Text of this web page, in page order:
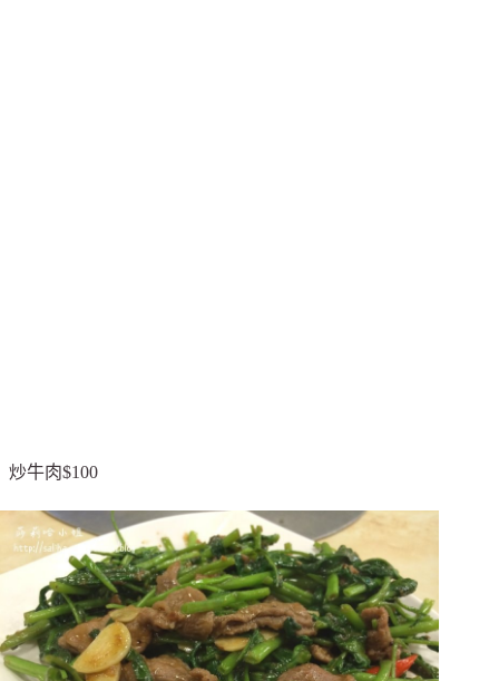
炒牛肉$100